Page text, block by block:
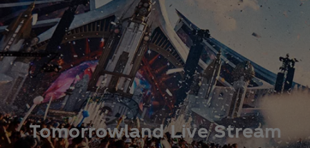
Tomorrowland Live Stream